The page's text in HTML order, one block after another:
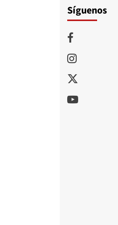
Síguenos